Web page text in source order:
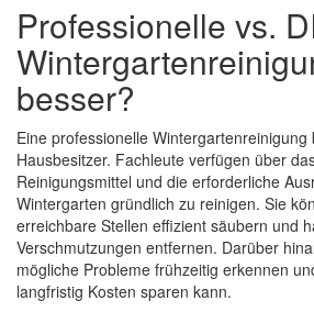
Professionelle vs.
besser?
Eine professionelle
Hausbesitzer. Fachleute verfügen über
Reinigungsmittel und die erforderliche
Wintergarten gründlich zu reinigen. Sie
erreichbare Stellen effizient säubern und
Verschmutzungen entfernen. Darüber
mögliche Probleme frühzeitig erkennen
langfristig Kosten sparen kann.